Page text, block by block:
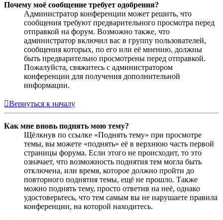
Почему моё сообщение требует одобрения?
Администратор конференции может решить, что
сообщения требуют предварительного просмотра перед
отправкой на форум. Возможно также, что
администратор включил вас в группу пользователей,
сообщения которых, по его или её мнению, должны
быть предварительно просмотрены перед отправкой.
Пожалуйста, свяжитесь с администратором
конференции для получения дополнительной
информации.
Вернуться к началу
Как мне вновь поднять мою тему?
Щёлкнув по ссылке «Поднять тему» при просмотре
темы, вы можете «поднять» её в верхнюю часть первой
страницы форума. Если этого не происходит, то это
означает, что возможность поднятия тем могла быть
отключена, или время, которое должно пройти до
повторного поднятия темы, ещё не прошло. Также
можно поднять тему, просто ответив на неё, однако
удостоверьтесь, что тем самым вы не нарушаете правила
конференции, на которой находитесь.